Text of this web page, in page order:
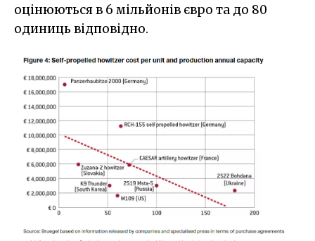
оцінюються в 6 мільйонів євро та до 80
одиниць відповідно.